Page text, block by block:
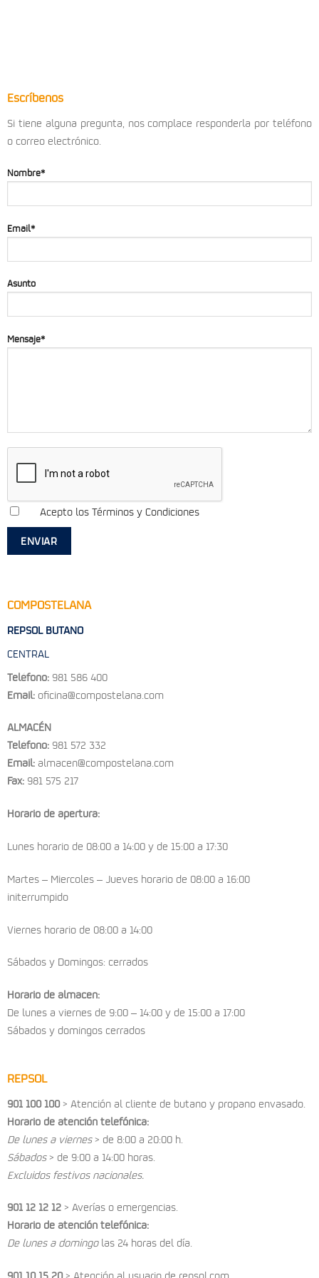
Escríbenos
Si tiene alguna pregunta, nos complace responderla por teléfono
o correo electrónico.
Nombre*
Email*
Asunto
Mensaje*
Acepto los Términos y Condiciones
COMPOSTELANA
REPSOL BUTANO
CENTRAL
Teléfono:981 586 400
Email:oficina@compostelana.com
ALMACÉN
Teléfono:981 572 332
Email:almacen@compostelana.com
Fax:981 575 217
Horario de apertura:
Lunes horario de 08:00 a 14:00 y de 15:00 a 17:30
Martes – Miercoles – Jueves horario de 08:00 a 16:00
initerrumpido
Viernes horario de 08:00 a 14:00
Sábados y Domingos: cerrados
Horario de almacen:
De lunes a viernes de 9:00 – 14:00 y de 15:00 a 17:00
Sábados y domingos cerrados
REPSOL
901 100 100> Atención al cliente de butano y propano envasado.
Horario de atención telefónica:
De lunes a viernes> de 8:00 a 20:00 h.
Sábados> de 9:00 a 14:00 horas.
Excluidos festivos nacionales.
901 12 12 12> Averías o emergencias.
Horario de atención telefónica:
De lunes a domingolas 24 horas del día.